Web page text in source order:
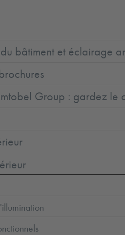
bâtiment et éclairage
Group : gardez le